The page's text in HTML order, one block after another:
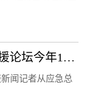
北京专报丨2023国际应急医学救援论坛今年10月举办
闻记者从应急总